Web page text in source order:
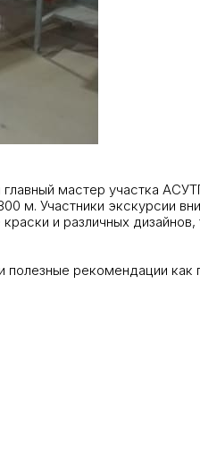
мастер участка
м. Участники экскурсии
и различных
полезные рекомендации